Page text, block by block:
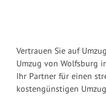
Vertrauen Sie auf
Umzug von Wolfsburg
Ihr Partner für einen
kostengünstigen